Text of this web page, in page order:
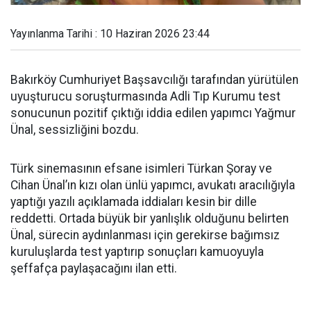
Yayınlanma Tarihi : 10 Haziran 2026 23:44
Bakırköy Cumhuriyet Başsavcılığı tarafından yürütülen
uyuşturucu soruşturmasında Adli Tıp Kurumu test
sonucunun pozitif çıktığı iddia edilen yapımcı Yağmur
Ünal, sessizliğini bozdu.
Türk sinemasının efsane isimleri Türkan Şoray ve
Cihan Ünal’ın kızı olan ünlü yapımcı, avukatı aracılığıyla
yaptığı yazılı açıklamada iddiaları kesin bir dille
reddetti. Ortada büyük bir yanlışlık olduğunu belirten
Ünal, sürecin aydınlanması için gerekirse bağımsız
kuruluşlarda test yaptırıp sonuçları kamuoyuyla
şeffafça paylaşacağını ilan etti.